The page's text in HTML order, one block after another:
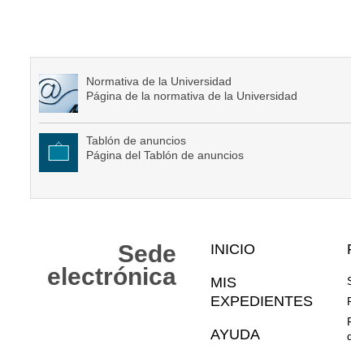
Normativa de la Universidad
Página de la normativa de la Universidad
Tablón de anuncios
Página del Tablón de anuncios
Web
Sede
electrónica
INICIO
MIS
EXPEDIENTES
AYUDA